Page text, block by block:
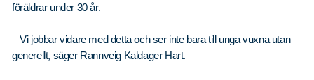
föräldrar under 30 år.
– Vi jobbar vidare med detta och ser inte bara till unga vuxna utan
generellt, säger Rannveig Kaldager Hart.